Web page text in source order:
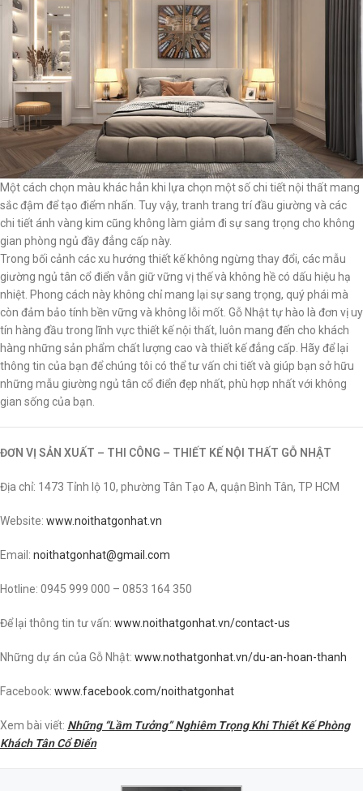
Một cách chọn màu khác hẳn khi lựa chọn một số chi tiết nội thất mang
sắc đậm để tạo điểm nhấn. Tuy vậy, tranh trang trí đầu giường và các
chi tiết ánh vàng kim cũng không làm giảm đi sự sang trọng cho không
gian phòng ngủ đầy đẳng cấp này.
Trong bối cảnh các xu hướng thiết kế không ngừng thay đổi, các mẫu
giường ngủ tân cổ điển vẫn giữ vững vị thế và không hề có dấu hiệu hạ
nhiệt. Phong cách này không chỉ mang lại sự sang trọng, quý phái mà
còn đảm bảo tính bền vững và không lỗi mốt. Gỗ Nhật tự hào là đơn vị uy
tín hàng đầu trong lĩnh vực thiết kế nội thất, luôn mang đến cho khách
hàng những sản phẩm chất lượng cao và thiết kế đẳng cấp. Hãy để lại
thông tin của bạn để chúng tôi có thể tư vấn chi tiết và giúp bạn sở hữu
những mẫu giường ngủ tân cổ điển đẹp nhất, phù hợp nhất với không
gian sống của bạn.
ĐƠN VỊ SẢN XUẤT – THI CÔNG – THIẾT KẾ NỘI THẤT GỖ NHẬT
Địa chỉ: 1473 Tỉnh lộ 10, phường Tân Tạo A, quận Bình Tân, TP HCM
Website: www.noithatgonhat.vn
Email: noithatgonhat@gmail.com
Hotline: 0945 999 000 – 0853 164 350
Để lại thông tin tư vấn: www.noithatgonhat.vn/contact-us
Những dự án của Gỗ Nhật: www.nothatgonhat.vn/du-an-hoan-thanh
Facebook: www.facebook.com/noithatgonhat
Xem bài viết: Những “Lầm Tưởng” Nghiêm Trọng Khi Thiết Kế Phòng
Khách Tân Cổ Điển